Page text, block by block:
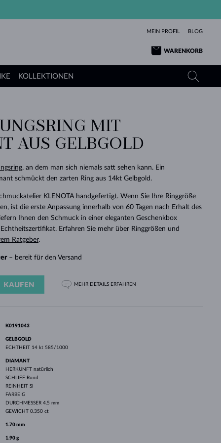
MEIN PROFIL BLOG
WARENKORB
RICHTIGEN
DURCHSEHEN
LIEBE
DURCHSEHEN
GELBGOLD
ROSÉGOLD
ANGEBOT
DURCHSEHEN
TANSANITE
TOPASE
TURMALINE
MOLDAVITE
BABY-OHRRINGE
HOCHZEITSOHRRINGE
WEISSGOLD
SCHÖN
DURCHSEHEN
TURMALINE
MOLDAVITE
MINERALKETTEN
PERLEN ANHÄNGER
WEISSGOLD
ROSÉGOLD
SIMPLEN
DINGE
ARMBÄNDER
DURCHSEHEN
PERLEN
DURCHSEHEN
SAPHIRE
SMARAGDE
MOLDAVITE
MINERALIEN
HOCHZEITSSCHMUCK
WEISSGOLD
KLENOTA
DURCHSEHEN
SCHENKEN
DURCHSEHEN
KOLLEKTIONEN
KOLLEKTIONEN
DURCHSEHEN
MIT
AUS GELBGOLD
, an dem man sich niemals satt sehen kann. Ein
schmückt den zarten Ring aus 14kt Gelbgold.
KLENOTA handgefertigt. Wenn Sie Ihre Ringgröße
ist die erste Anpassung innerhalb von 60 Tagen nach Erhalt des
Ihnen den Schmuck in einer eleganten Geschenkbox
Erfahren Sie mehr über Ringgrößen und
Ratgeber.
– bereit für den Versand
KAUFEN MEHR DETAILS ERFAHREN
K0191043
GELBGOLD
ECHTHEIT 14 kt 585/1000
DIAMANT
HERKUNFT natürlich
SCHLIFF Rund
REINHEIT SI
FARBE G
DURCHMESSER 4.5 mm
GEWICHT 0.350 ct
1.70 mm
1.90 g